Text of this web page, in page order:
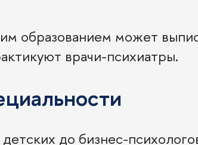
образованием может
врачи-психиатры.
до бизнес-